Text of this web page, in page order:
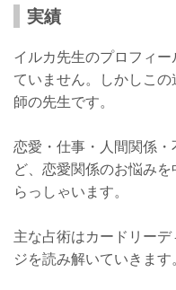
実績
イルカ先生のプロフィ
ていません。しかしこ
師の先生です。
恋愛・仕事・人間関係
ど、恋愛関係のお悩み
らっしゃいます。
主な占術はカードリー
ジを読み解いていきます。